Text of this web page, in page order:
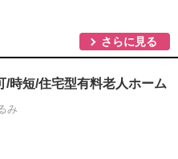
さらに見る
/時短/住宅型有料老人ホーム
み